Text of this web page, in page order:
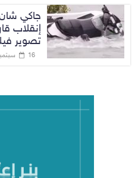
جاكي
إنقلاب
تصوير
16 سبتمبر، 2020